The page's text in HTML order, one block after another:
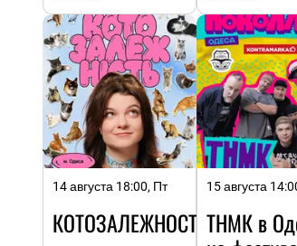
14 августа 18:00, Пт
КОТОЗАЛЕЖНОСТЬ
15 августа
ТНМК в